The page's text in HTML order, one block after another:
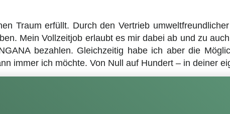
Traum erfüllt. Durch den Vertrieb
Mein Vollzeitjob erlaubt es mir dabei ab und zu
bezahlen. Gleichzeitig habe ich aber die
immer ich möchte. Von Null auf Hundert – in deiner